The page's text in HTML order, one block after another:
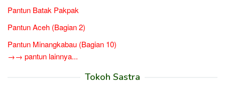
Pantun Batak Pakpak
Pantun Aceh (Bagian 2)
Pantun Minangkabau (Bagian 10)
→→ pantun lainnya...
Tokoh Sastra